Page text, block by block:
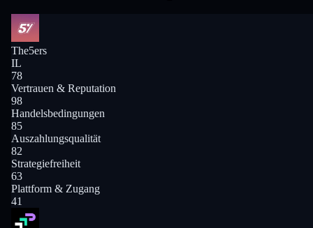
The5ers
IL
78
Vertrauen & Reputation
98
Handelsbedingungen
85
Auszahlungsqualität
82
Strategiefreiheit
63
Plattform & Zugang
41